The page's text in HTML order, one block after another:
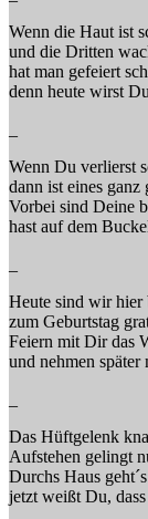
Wenn die Haut ist
und die Dritten
hat man gefeiert
denn heute wirst
Wenn Du verlierst
dann ist eines ganz
Vorbei sind Deine
hast auf dem
Heute sind wir hier
zum Geburtstag
Feiern mit Dir das
und nehmen später
Das Hüftgelenk
Aufstehen gelingt
Durchs Haus
jetzt weißt Du,